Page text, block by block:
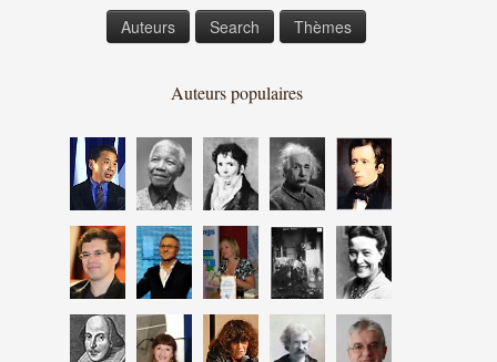
Auteurs Search Thèmes
Auteurs populaires